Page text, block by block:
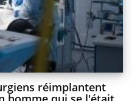
réimplantent